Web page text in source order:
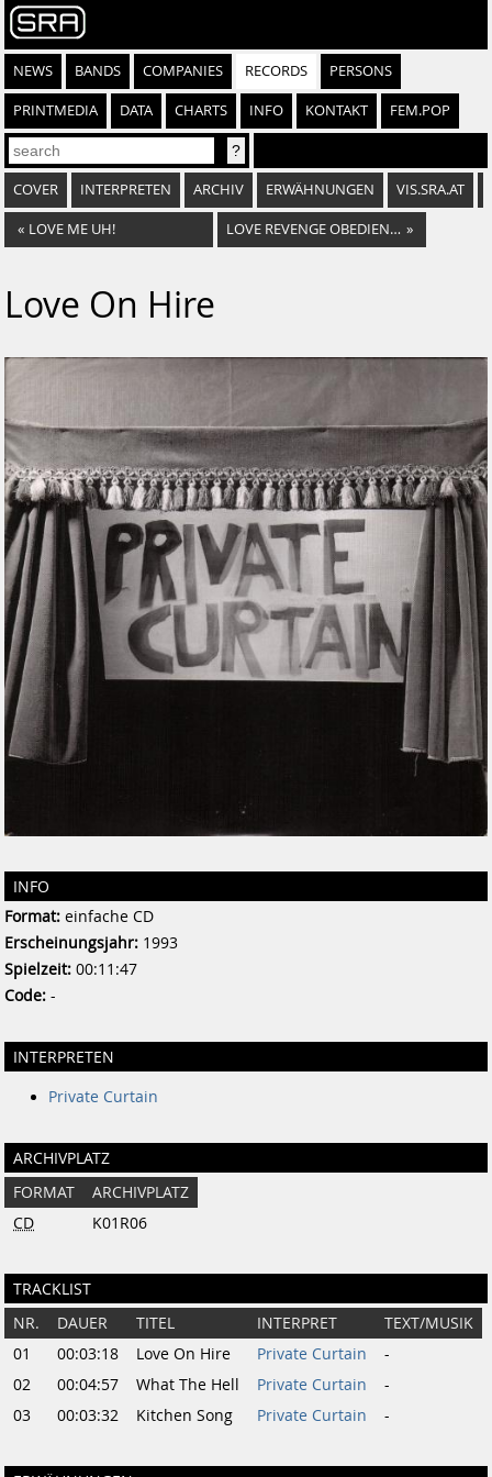
NEWS BANDS COMPANIES RECORDS PERSONS
PRINTMEDIA DATA CHARTS INFO KONTAKT FEM.POP
COVER INTERPRETEN ARCHIV ERWÄHNUNGEN VIS.SRA.AT
« LOVE ME UH! LOVE REVENGE OBEDIENCE »
Love On Hire
INFO
Format: einfache CD
Erscheinungsjahr: 1993
Spielzeit: 00:11:47
Code: -
INTERPRETEN
Private Curtain
ARCHIVPLATZ
FORMAT
ARCHIVPLATZ
CD
K01R06
TRACKLIST
NR. DAUER TITEL INTERPRET
TEXT/MUSIK
01
00:03:18 Love On Hire Private Curtain
-
02
00:04:57 What The Hell Private Curtain
-
03
00:03:32 Kitchen Song Private Curtain -